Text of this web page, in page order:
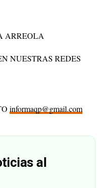
ARREOLA
NUESTRAS REDES
informaqp@gmail.com
al